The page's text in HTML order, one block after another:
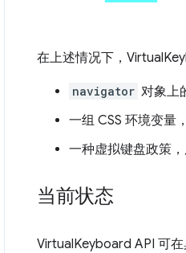
在上述情况下，
navigator 对象上
一组 CSS 环境变量
一种虚拟键盘政策
当前状态
VirtualKeyboard API 可在